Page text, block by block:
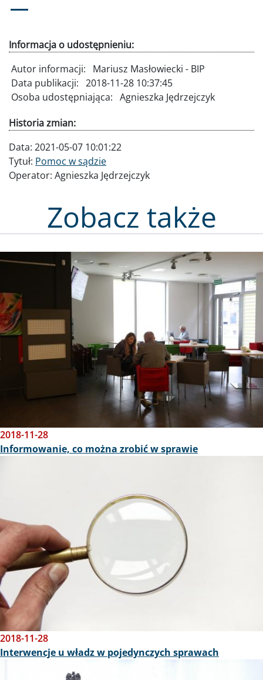
Informacja o udostępnieniu:
Autor informacji:
Mariusz Masłowiecki - BIP
Data publikacji: 2018-11-28 10:37:45
Osoba udostępniająca: Agnieszka Jędrzejczyk
Historia zmian:
Data: 2021-05-07 10:01:22
Tytuł: Pomoc w sądzie
Operator: Agnieszka Jędrzejczyk
Zobacz także
Obraz
2018-11-28
Informowanie, co można zrobić w sprawie
2018-11-28
Interwencje u władz w pojedynczych sprawach